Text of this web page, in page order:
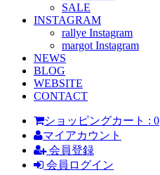
SALE
INSTAGRAM
rallye Instagram
margot Instagram
NEWS
BLOG
WEBSITE
CONTACT
ショッピングカート : 0
マイアカウント
会員登録
会員ログイン